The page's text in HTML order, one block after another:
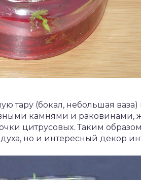
тару (бокал, небольшая ваза)
камнями и раковинами,
цитрусовых. Таким
но и интересный декор